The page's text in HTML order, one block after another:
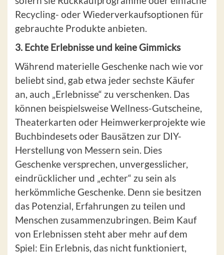
Recycling- oder Wiederverkaufsoptionen für
gebrauchte Produkte anbieten.
3. Echte Erlebnisse und keine Gimmicks
Während materielle Geschenke nach wie vor
beliebt sind, gab etwa jeder sechste Käufer
an, auch „Erlebnisse“ zu verschenken. Das
können beispielsweise Wellness-Gutscheine,
Theaterkarten oder Heimwerkerprojekte wie
Buchbindesets oder Bausätzen zur DIY-
Herstellung von Messern sein. Dies
Geschenke versprechen, unvergesslicher,
eindrücklicher und „echter“ zu sein als
herkömmliche Geschenke. Denn sie besitzen
das Potenzial, Erfahrungen zu teilen und
Menschen zusammenzubringen. Beim Kauf
von Erlebnissen steht aber mehr auf dem
Spiel: Ein Erlebnis, das nicht funktioniert,